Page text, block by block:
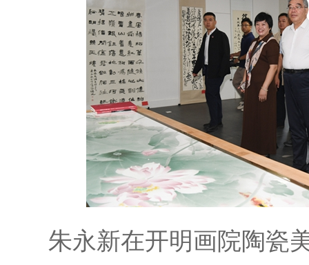
朱永新在开明画院陶瓷